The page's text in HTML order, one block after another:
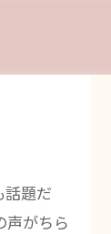
話題だ
声がちら